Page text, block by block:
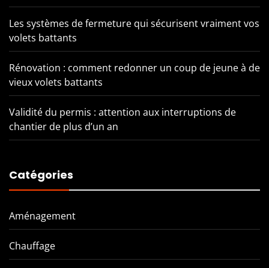
Les systèmes de fermeture qui sécurisent vraiment vos
volets battants
Rénovation : comment redonner un coup de jeune à de
vieux volets battants
Validité du permis : attention aux interruptions de
chantier de plus d’un an
Catégories
Aménagement
Chauffage